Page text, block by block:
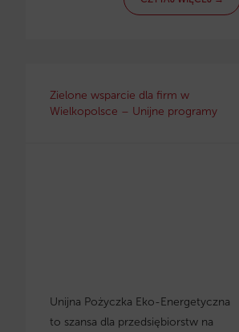
Zielone wsparcie dla firm w
Wielkopolsce – Unijne programy
Unijna Pożyczka Eko-Energetyczna
to szansa dla przedsiębiorstw na